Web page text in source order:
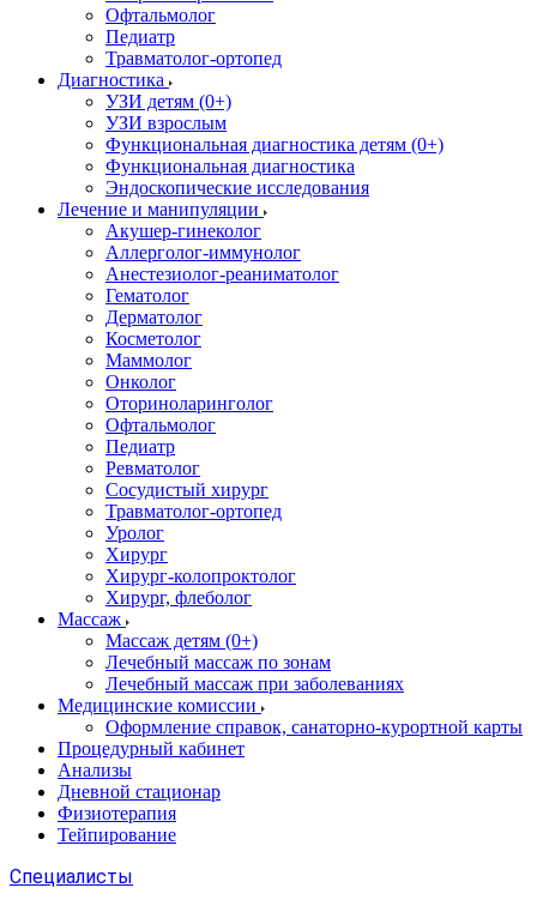
Офтальмолог
Педиатр
Травматолог-ортопед
Диагностика
УЗИ детям (0+)
УЗИ взрослым
Функциональная диагностика детям (0+)
Функциональная диагностика
Эндоскопические исследования
Лечение и манипуляции
Акушер-гинеколог
Аллерголог-иммунолог
Анестезиолог-реаниматолог
Гематолог
Дерматолог
Косметолог
Маммолог
Онколог
Оториноларинголог
Офтальмолог
Педиатр
Ревматолог
Сосудистый хирург
Травматолог-ортопед
Уролог
Хирург
Хирург-колопроктолог
Хирург, флеболог
Массаж
Массаж детям (0+)
Лечебный массаж по зонам
Лечебный массаж при заболеваниях
Медицинские комиссии
Оформление справок, санаторно-курортной карты
Процедурный кабинет
Анализы
Дневной стационар
Физиотерапия
Тейпирование
Специалисты